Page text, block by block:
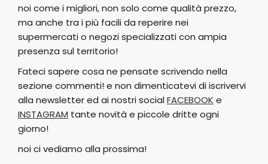
noi come i migliori, non solo come qualità prezzo,
ma anche tra i più facili da reperire nei
supermercati o negozi specializzati con ampia
presenza sul territorio!
Fateci sapere cosa ne pensate scrivendo nella
sezione commenti! e non dimenticatevi di iscrivervi
alla newsletter ed ai nostri socialFACEBOOK e
INSTAGRAM tante novità e piccole dritte ogni
giorno!
noi ci vediamo alla prossima!